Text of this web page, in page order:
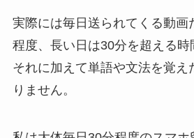
実際には毎日送られてくる動画
程度、長い日は30分を超える時
それに加えて単語や文法を覚え
りません。